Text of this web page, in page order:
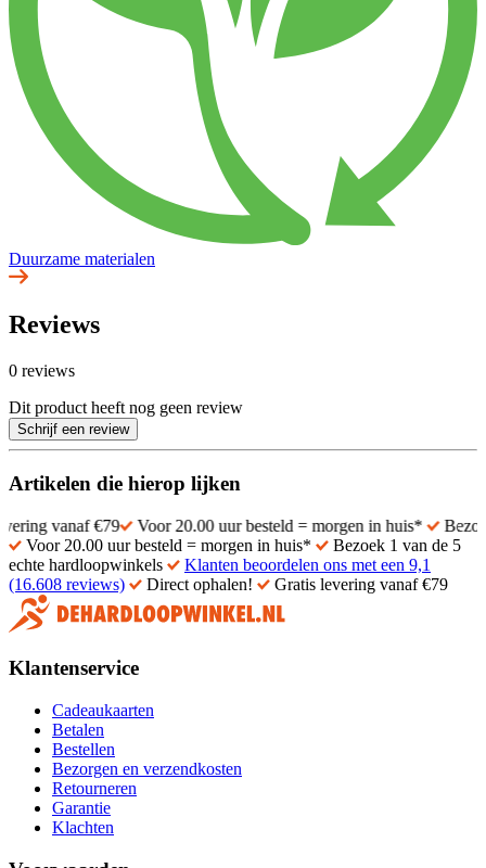
Duurzame materialen
Reviews
0 reviews
Dit product heeft nog geen review
Schrijf een review
Artikelen die hierop lijken
€79 Voor 20.00 uur besteld = morgen in huis*
Bezoek 1 van
Voor 20.00 uur besteld = morgen in huis*
Bezoek 1 van de 5
echte hardloopwinkels
Klanten beoordelen ons met een 9,1
(16.608 reviews)
Direct ophalen! Gratis levering vanaf €79
Klantenservice
Cadeaukaarten
Betalen
Bestellen
Bezorgen en verzendkosten
Retourneren
Garantie
Klachten